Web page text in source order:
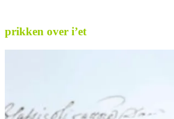
prikken over i’et